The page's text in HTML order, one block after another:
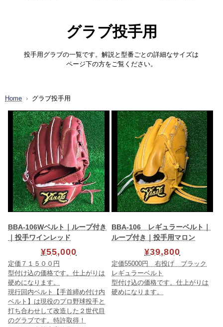
グラブ投手用
投手用グラブの一覧です。解説と型番ごとの詳細なサイズは
ページ下の方をご覧ください。
Home グラブ投手用
BBA-106Wベルト｜ループ付き
｜投手ワインレッド
¥55,000
定価７１５００円
型付け込の価格です。仕上がりは
硬めになります。
現行回内ベルト【手首締め付け内
ベルト】は現役のプロ野球投手と
打ち合わせして改造した２世代目
のグラブです。特許取得！
BBA-106 レギュラーベルト｜
ループ付き｜投手用マロン
¥39,800
定価55000円 右投げ ブラック
レギュラーベルト
型付け込の価格です。仕上がりは
硬めになります。